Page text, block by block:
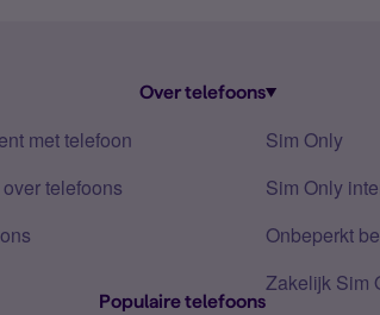
Over telefoons
met telefoon
telefoons
Populaire telefoons
Sim Only
Sim Only
Onbeperkt
Zakelijk Sim